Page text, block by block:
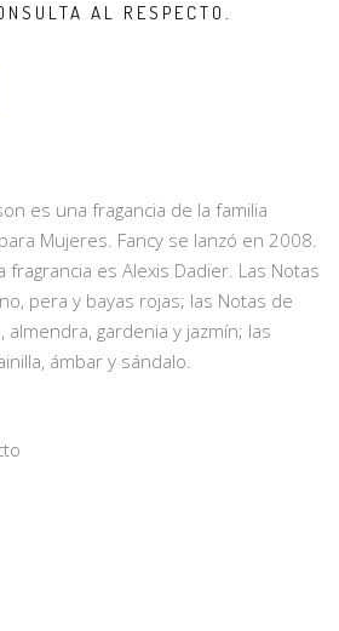
AL RESPECTO.
es una fragancia de la familia
Mujeres. Fancy se lanzó en 2008.
fragrancia es Alexis Dadier. Las Notas
pera y bayas rojas; las Notas de
almendra, gardenia y jazmín; las
ámbar y sándalo.